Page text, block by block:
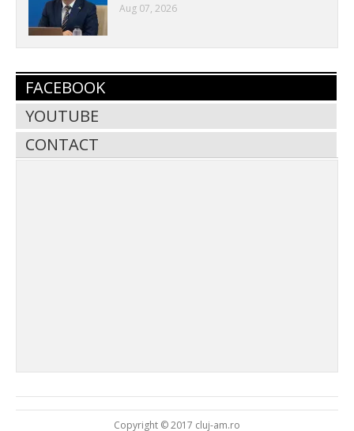
Aug 07, 2026
FACEBOOK
YOUTUBE
CONTACT
Copyright © 2017 cluj-am.ro